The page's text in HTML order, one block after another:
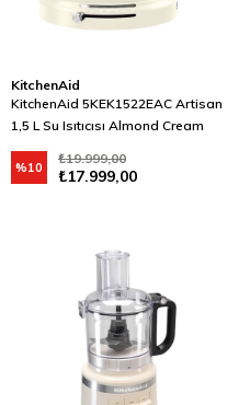
KitchenAid
KitchenAid 5KEK1522EAC Artisan
1,5 L Su Isıtıcısı Almond Cream
₺17.999,00
₺19.999,00
%10